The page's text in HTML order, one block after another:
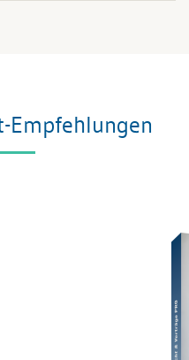
Empfehlungen